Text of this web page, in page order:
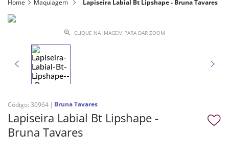
Home Maquiagem Lapiseira Labial Bt Lipshape - Bruna Tavares
CLIQUE NA IMAGEM PARA DAR ZOOM
Código: 30964 Bruna Tavares
Lapiseira Labial Bt Lipshape -
Bruna Tavares